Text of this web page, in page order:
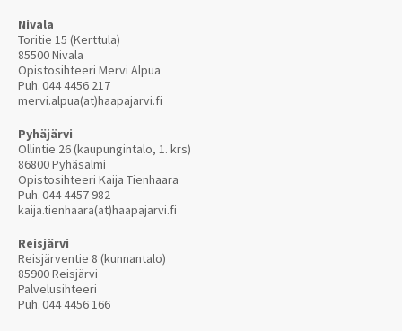
Nivala
Toritie 15 (Kerttula)
85500 Nivala
Opistosihteeri Mervi Alpua
Puh.044 4456 217
mervi.alpua(at)haapajarvi.fi
Pyhäjärvi
Ollintie 26 (kaupungintalo, 1. krs)
86800 Pyhäsalmi
Opistosihteeri Kaija Tienhaara
Puh.044 4457 982
kaija.tienhaara(at)haapajarvi.fi
Reisjärvi
Reisjärventie 8 (kunnantalo)
85900 Reisjärvi
Palvelusihteeri
Puh.044 4456 166